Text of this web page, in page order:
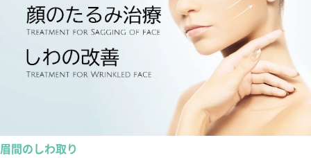
眉間のしわ取り